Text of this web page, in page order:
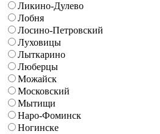
Ликино-Дулево
Лобня
Лосино-Петровский
Луховицы
Лыткарино
Люберцы
Можайск
Московский
Мытищи
Наро-Фоминск
Ногинске